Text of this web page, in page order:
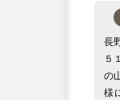
長
５
の
様